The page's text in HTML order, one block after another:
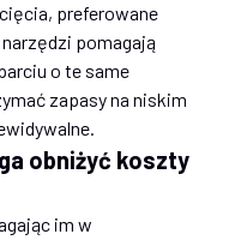
preferowane
pomagają
o te same
zapasy na niskim
obniżyć koszty
im w